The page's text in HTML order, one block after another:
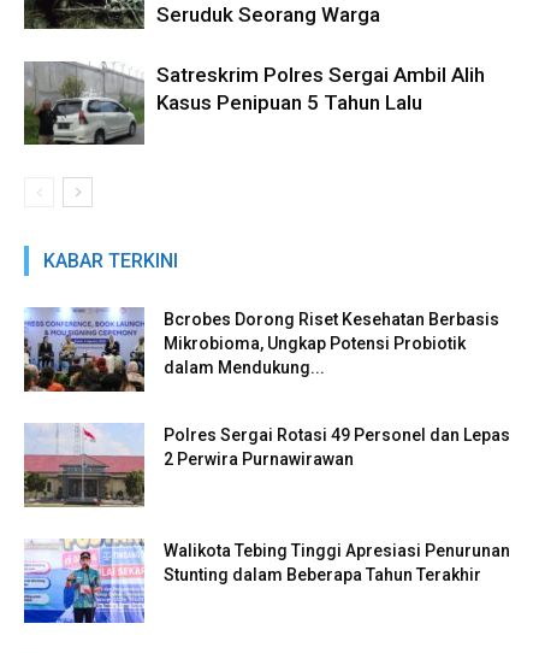
Seruduk Seorang Warga
Satreskrim Polres Sergai Ambil Alih
Kasus Penipuan 5 Tahun Lalu
KABAR TERKINI
Bcrobes Dorong Riset Kesehatan Berbasis
Mikrobioma, Ungkap Potensi Probiotik
dalam Mendukung...
Polres Sergai Rotasi 49 Personel dan Lepas
2 Perwira Purnawirawan
Walikota Tebing Tinggi Apresiasi Penurunan
Stunting dalam Beberapa Tahun Terakhir